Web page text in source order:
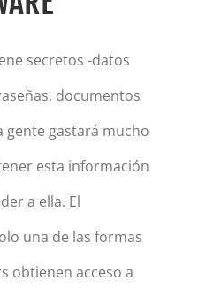
secretos -datos
documentos
gente gastará mucho
esta información
a ella. El
una de las formas
obtienen acceso a